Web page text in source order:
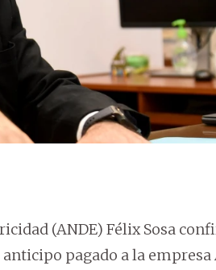
(ANDE) Félix Sosa
pagado a la